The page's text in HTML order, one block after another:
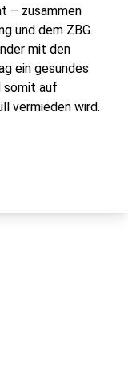
– zusammen
und dem ZBG.
mit den
ein gesundes
somit auf
vermieden wird.